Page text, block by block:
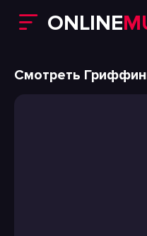
ONLINE
Смотреть